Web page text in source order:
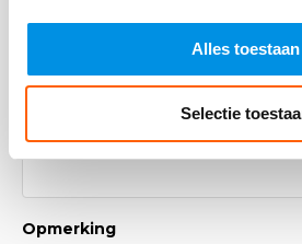
Alles toestaan
Selectie
Naam
*Uw e-mailadres
Opmerking